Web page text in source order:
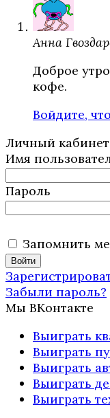
Анна
Доброе
кофе.
Войдите,
Личный кабинет
Имя
Пароль
Запомнить
Забыли пароль?
Мы ВКонтакте
Выиграть
Выиграть
Выиграть
Выиграть
Выиграть